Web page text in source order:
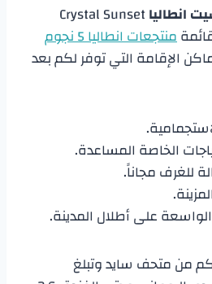
انطالياCrystal Sunset
منتجعات انطاليا 5 نجوم
الإقامة التي توفر لكم بعد
الخاصة المساعدة.
للغرف مجاناً.
على أطلال المدينة.
الفندق ع بعد 2.5 كم من متحف سايد وتبلغ